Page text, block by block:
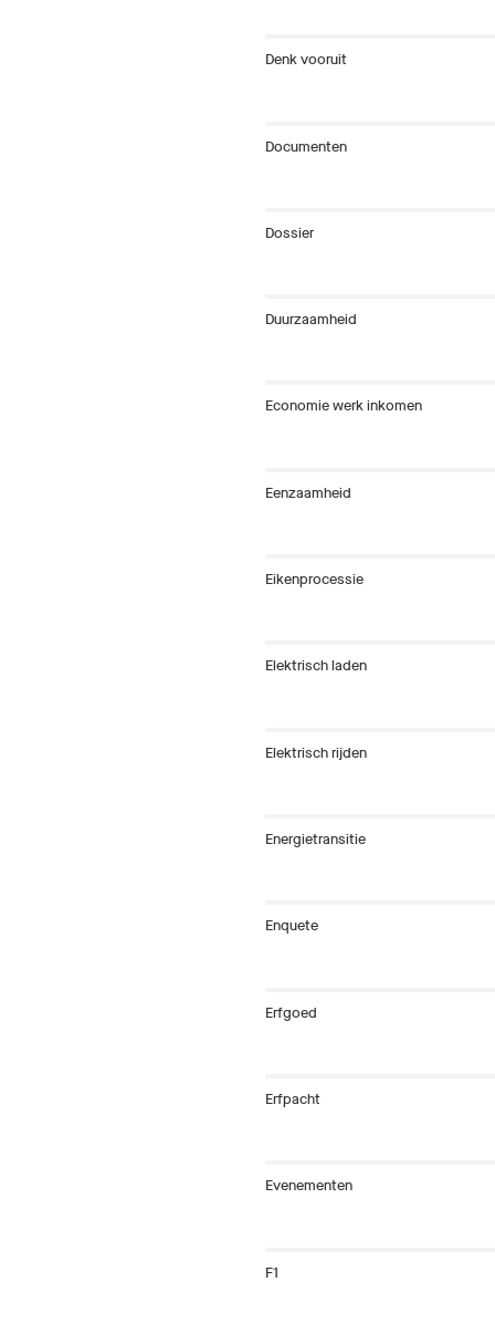
Denk vooruit
Documenten
Dossier
Duurzaamheid
Economie werk inkomen
Eenzaamheid
Eikenprocessie
Elektrisch laden
Elektrisch rijden
Energietransitie
Enquete
Erfgoed
Erfpacht
Evenementen
F1